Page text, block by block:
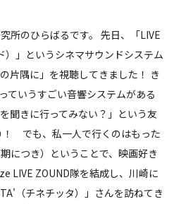
所のひらばるです。 先日、「LIVE
）」というシネマサウンドシステム
片隅に」を視聴してきました！ き
ていうすごい音響システムがある
聞きに行ってみない？」という友
！ でも、私一人で行くのはもった
につき）ということで、映画好き
LIVE ZOUND隊を結成し、川崎に
（チネチッタ）」さんを訪ねてき